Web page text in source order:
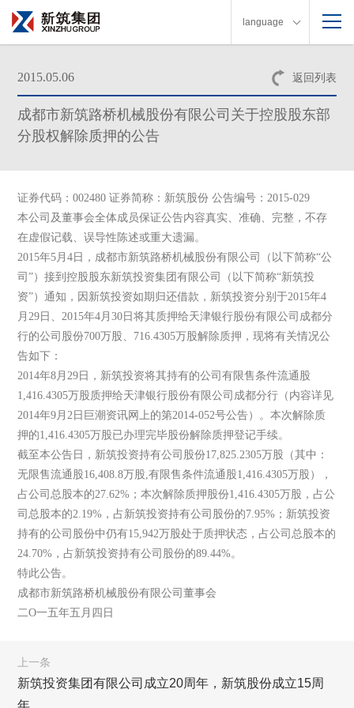
language
返回列表
2015.05.06
成都市新筑路桥机械股份有限公司关于控股股东部
分股权解除质押的公告
证券代码：002480 证券简称：新筑股份 公告编号：2015-029
本公司及董事会全体成员保证公告内容真实、准确、完整，不存
在虚假记载、误导性陈述或重大遗漏。
2015年5月4日，成都市新筑路桥机械股份有限公司（以下简称“公
司”）接到控股股东新筑投资集团有限公司（以下简称“新筑投
资”）通知，因新筑投资如期归还借款，新筑投资分别于2015年4
月29日、2015年4月30日将其质押给天津银行股份有限公司成都分
行的公司股份700万股、716.4305万股解除质押，现将有关情况公
告如下：
2014年8月29日，新筑投资将其持有的公司有限售条件流通股
1,416.4305万股质押给天津银行股份有限公司成都分行（内容详见
2014年9月2日巨潮资讯网上的第2014-052号公告）。本次解除质
押的1,416.4305万股已办理完毕股份解除质押登记手续。
截至本公告日，新筑投资持有公司股份17,825.2305万股（其中：
无限售流通股16,408.8万股,有限售条件流通股1,416.4305万股），
占公司总股本的27.62%；本次解除质押股份1,416.4305万股，占公
司总股本的2.19%，占新筑投资持有公司股份的7.95%；新筑投资
持有的公司股份中仍有15,942万股处于质押状态，占公司总股本的
24.70%，占新筑投资持有公司股份的89.44%。
特此公告。
成都市新筑路桥机械股份有限公司董事会
二O一五年五月四日
上一条
新筑投资集团有限公司成立20周年，新筑股份成立15周
年